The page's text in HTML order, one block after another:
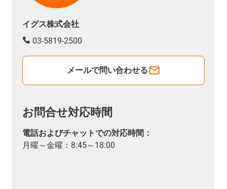
イグス株式会社
03-5819-2500
メールで問い合わせる
お問合せ対応時間
電話およびチャットでの対応時間：
月曜～金曜：8:45～18:00